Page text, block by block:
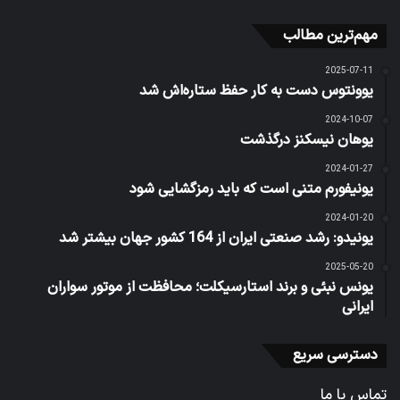
مهم‌ترین مطالب
2025-07-11
یوونتوس دست به کار حفظ ستاره‌اش شد
2024-10-07
یوهان نیسکنز درگذشت
2024-01-27
یونیفورم متنی است که باید رمزگشایی شود
2024-01-20
یونیدو: رشد صنعتی ایران از 164 کشور جهان بیشتر شد
2025-05-20
یونس نبئی و برند استارسیکلت؛ محافظت از موتور سواران
ایرانی
دسترسی سریع
تماس با ما